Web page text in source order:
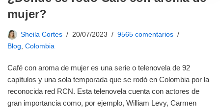
mujer?
Sheila Cortes 20/07/2023
9565 comentarios
Blog, Colombia
Café con aroma de mujer es una serie o telenovela de 92
capítulos y una sola temporada que se rodó en Colombia por la
reconocida red RCN. Esta telenovela cuenta con actores de
gran importancia como, por ejemplo, William Levy, Carmen